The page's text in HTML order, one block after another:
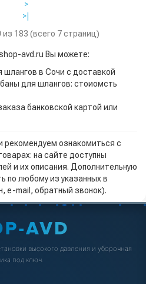
>
>|
из 183 (всего 7 страниц)
avd.ru Вы можете:
шлангов в Сочи с доставкой
для шлангов: стоиомсть
банковской картой или
рекомендуем ознакомиться с
на сайте доступны
и их описания. Дополнительную
по любому из указанных в
e-mail, обратный звонок).
высокого давления и уборочная
под ключ.